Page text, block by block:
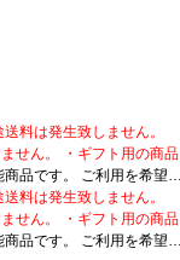
料は発生致しません。
せん。 ・ギフト用の商品
商品です。 ご利用を希望
結び・上部表書き内容・
の場合は、結びをご指定
場合、作成作業のため最
料は発生致しません。
せん。 ・ギフト用の商品
商品です。 ご利用を希望